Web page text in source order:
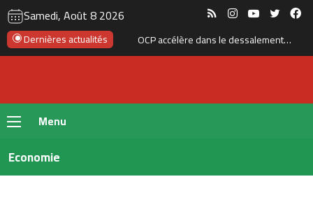
Samedi, Août 8 2026 RSS InstagramYouTube
Dernières actualités OCP accélère dans le dessalement : 410 millions de m³ d’eau par an
Menu
Economie